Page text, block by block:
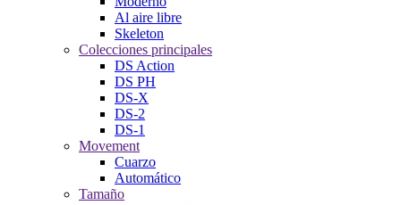
Al aire libre
Skeleton
Colecciones principales
DS Action
DS PH
DS-X
DS-2
DS-1
Movement
Cuarzo
Automático
Tamaño